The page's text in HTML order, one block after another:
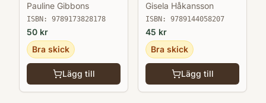
arbetssätt för och med
andraspråkselever i
klassrummet
Pauline Gibbons
ISBN: 9789173828178
50 kr
Bra skick
Lägg till
Gisela Håkansson
ISBN: 9789144058207
45 kr
Bra skick
Lägg till